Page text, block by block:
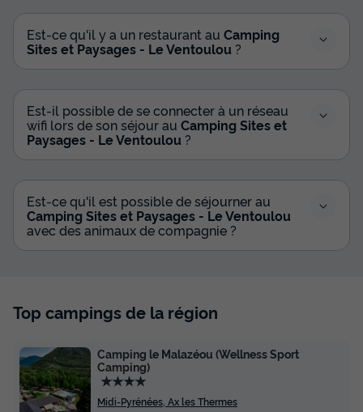
Mobilhome 4 personnes - Cottage Alzou
Annulation gratuite
Récent
Surface
30m²
Adultes
4
Chambres
2
Salle de bain
Terrasse couverte Animaux autorisés *
Réfrigérateur
Salon de jardin
+ 3
Mobilhome 4 personnes - Cottage Alzou
25/09/2026
338,40 €
Voir les disponibilités
Est-ce qu'il y a un restaurant au Camping
Sites et Paysages - Le Ventoulou ?
Est-il possible de se connecter à un réseau
wifi lors de son séjour au Camping Sites et
Paysages - Le Ventoulou ?
Est-ce qu'il est possible de séjourner au
Camping Sites et Paysages - Le Ventoulou
avec des animaux de compagnie ?
Top campings de la région
Camping le Malazéou (Wellness Sport
Camping)
★★★★
Midi-Pyrénées, Ax les Thermes